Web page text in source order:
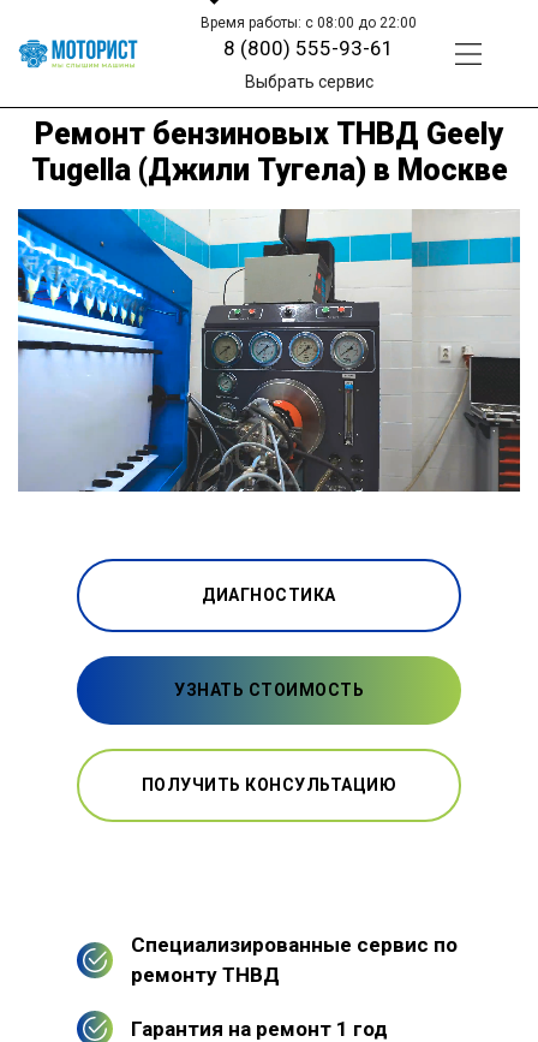
Время работы: с 08:00 до 22:00
8 (800) 555-93-61
Выбрать сервис
Ремонт бензиновых ТНВД Geely
Tugella (Джили Тугела) в Москве
ДИАГНОСТИКА
УЗНАТЬ СТОИМОСТЬ
ПОЛУЧИТЬ КОНСУЛЬТАЦИЮ
Специализированные сервис по
ремонту ТНВД
Гарантия на ремонт 1 год